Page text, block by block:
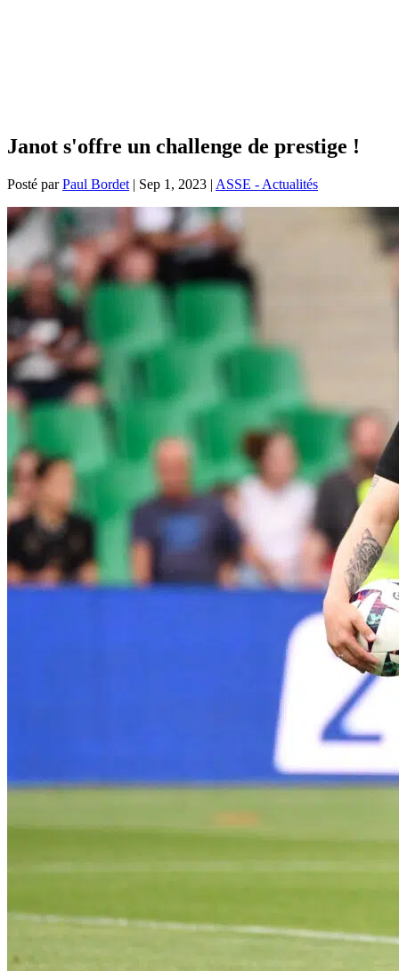
Janot s'offre un challenge de prestige !
Posté parPaul Bordet | Sep 1, 2023 | ASSE - Actualités